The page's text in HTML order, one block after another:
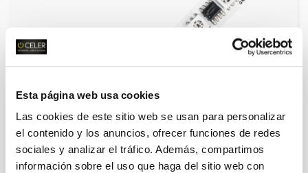
Esta página web usa cookies
Las cookies de este sitio web se usan para personalizar
el contenido y los anuncios, ofrecer funciones de redes
sociales y analizar el tráfico. Además, compartimos
información sobre el uso que haga del sitio web con